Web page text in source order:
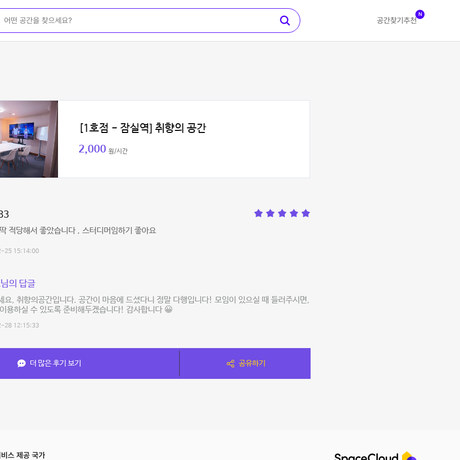
공간찾기 추천
N
[1호점 - 잠실역] 취향의 공간
2,000 원/시간
적당해서 좋았습니다 . 스터디머임하기 좋아요
25 15:14:00
의 답글
요, 취향의공간입니다. 공간이 마음에 드셨다니 정말 다행입니다! 모임이 있으실 때 들러주시면,
용하실 수 있도록 준비해두겠습니다! 감사합니다 😀
28 12:15:33
더 많은 후기 보기 공유하기
스 제공 국가